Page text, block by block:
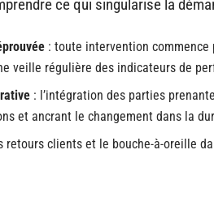
ce qui singularise la
: toute intervention commence
veille régulière des indicateurs de
: l’intégration des parties
et ancrant le changement dans la
retours clients et le bouche-à-oreille